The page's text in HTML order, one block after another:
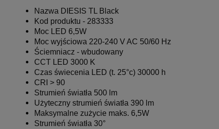
Nazwa DIESIS TL Black
Kod produktu - 283333
Moc LED 6,5W
Moc wyjściowa 220-240 V AC 50/60 Hz
Ściemniacz - wbudowany
CCT LED 3000 K
Czas świecenia LED (t. 25°c) 30000 h
CRI > 90
Strumień światła 500 lm
Użyteczny strumień światła 390 lm
Maksymalne zużycie maks. 6,5W
Strumień światła 30°